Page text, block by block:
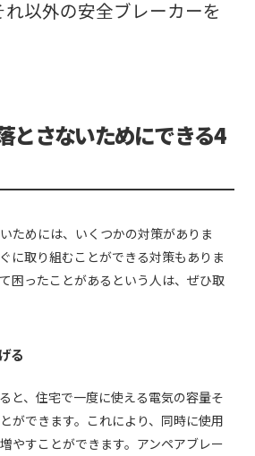
れ以外の安全ブレーカーを
とさないためにできる4
ためには、いくつかの対策がありま
に取り組むことができる対策もありま
困ったことがあるという人は、ぜひ取
る
と、住宅で一度に使える電気の容量そ
ができます。これにより、同時に使用
やすことができます。アンペアブレー